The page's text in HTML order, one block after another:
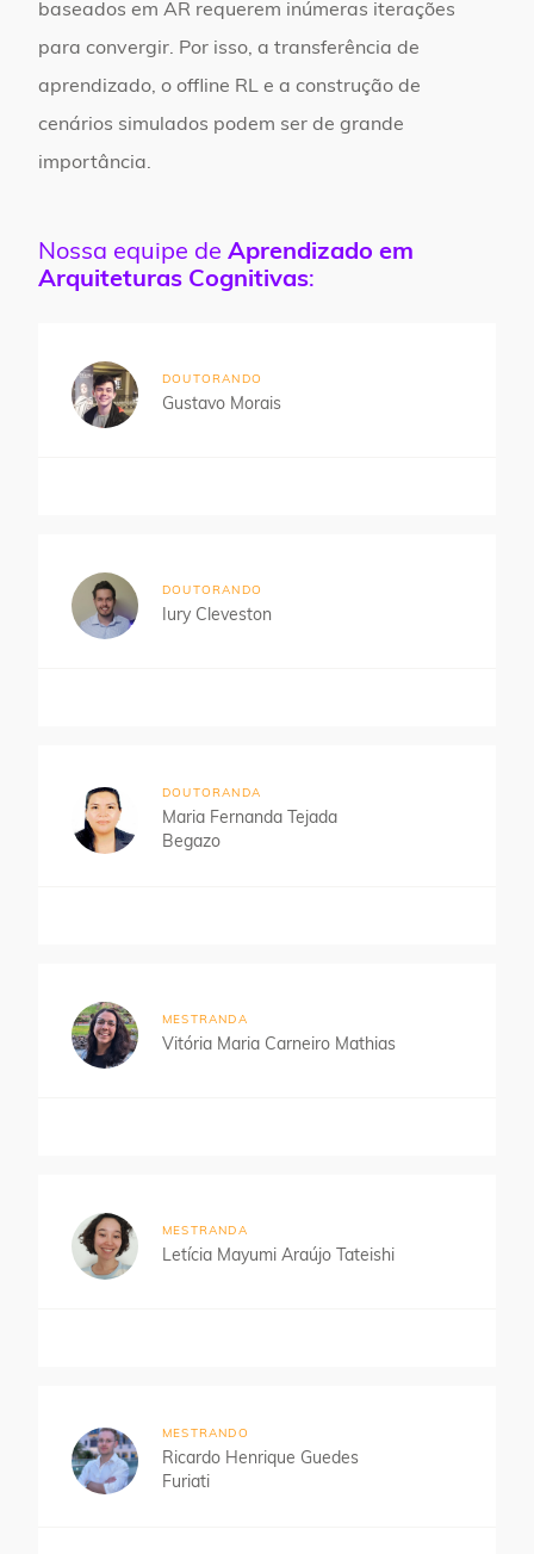
baseados em AR requerem inúmeras iterações
para convergir. Por isso, a transferência de
aprendizado, o offline RL e a construção de
cenários simulados podem ser de grande
importância.
Nossa equipe de Aprendizado em
Arquiteturas Cognitivas:
DOUTORANDO
Gustavo Morais
DOUTORANDO
Iury Cleveston
DOUTORANDA
Maria Fernanda Tejada
Begazo
MESTRANDA
Vitória Maria Carneiro Mathias
MESTRANDA
Letícia Mayumi Araújo Tateishi
MESTRANDO
Ricardo Henrique Guedes
Furiati